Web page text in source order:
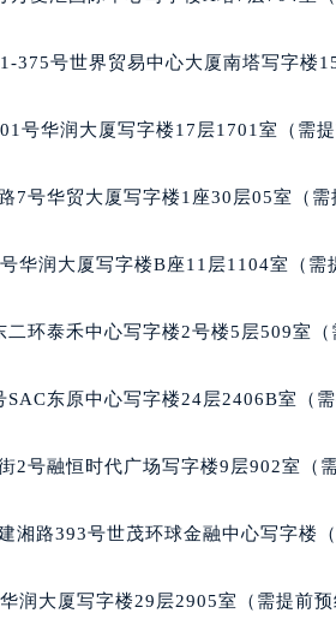
河市爱辉区中央街天梭售后服务中心
木斯市向阳区长安路天梭售后服务中
台河市桃山区大同街天梭售后服务中
鸭山市尖山区新兴大街天梭售后服务
春市伊美区通河路天梭售后服务中心
市浑江区浑江大街天梭售后服务中心
市龙山区人民大街天梭售后服务中心
市铁东区紫气大路与南九经街交汇处
市东昌区环通乡江南大街天梭售后服
375号世界贸易中心大厦南塔写字楼
号华润大厦写字楼17层1701室（需提
7号华贸大厦写字楼1座30层05室（需
华润大厦写字楼B座11层1104室（需
环泰禾中心写字楼2号楼5层509室（
东原中心写字楼24层2406B室（需
2号融恒时代广场写字楼9层902室（
湘路393号世茂环球金融中心写字楼
润大厦写字楼29层2905室（需提前预